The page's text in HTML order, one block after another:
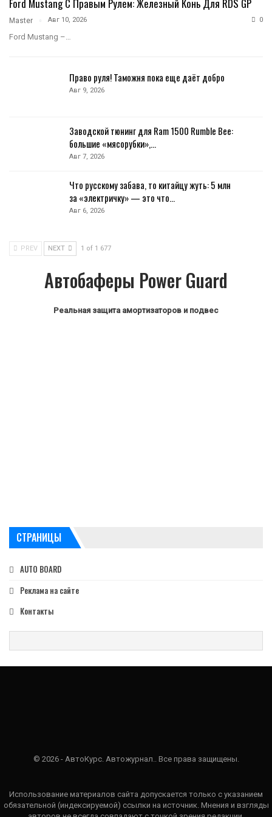
Ford Mustang С Правым Рулем: Железный Конь Для RDS GP
Master Авг 10, 2026 0
Ford Mustang –…
Право руля! Таможня пока еще даёт добро
Авг 9, 2026
Заводской тюнинг для Ram 1500 Rumble Bee:
большие «мясорубки»,…
Авг 7, 2026
Что русскому забава, то китайцу жуть: 5 млн
за «электричку» — это что…
Авг 6, 2026
PREV NEXT 1 of 1 677
Автобаферы Power Guard
Реальная защита амортизаторов и подвес
СТРАНИЦЫ
AUTO BOARD
Реклама на сайте
Контакты
© 2026 - АвтоКурс. Автожурнал.. Все права защищены.
Использование материалов сайта допускается только с указанием
обязательной (индексируемой) ссылки на источник. Мнения и взгляды